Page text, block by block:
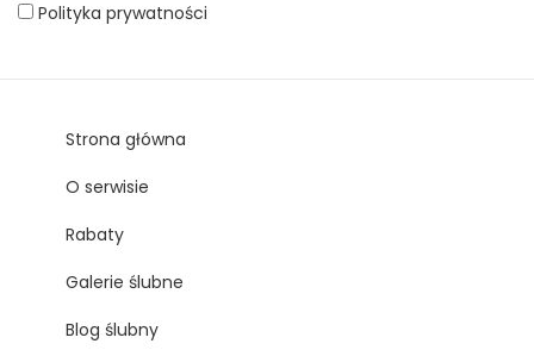
Polityka prywatności
Strona główna
O serwisie
Rabaty
Galerie ślubne
Blog ślubny